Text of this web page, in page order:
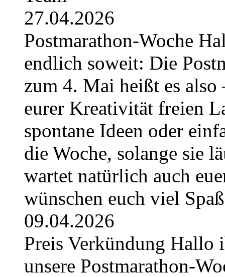
27.04.2026
Postmarathon-Woche
endlich soweit: Die
zum 4. Mai heißt es also
eurer Kreativität freien
spontane Ideen oder
die Woche, solange sie
wartet natürlich auch
wünschen euch viel
09.04.2026
Preis Verkündung Hallo
unsere Postmarathon-